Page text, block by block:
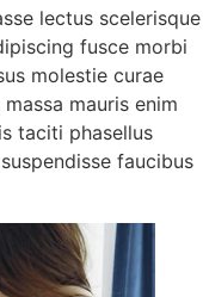
lectus scelerisque
fusce morbi
molestie curae
mauris enim
taciti phasellus
faucibus